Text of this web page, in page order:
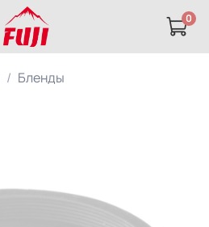
0
Бленды